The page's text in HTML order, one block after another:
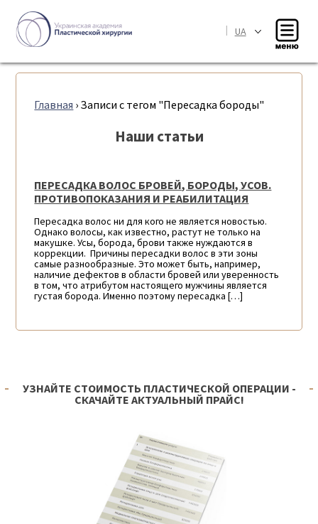
| UA
Главная › Записи с тегом "Пересадка бороды"
Наши статьи
ПЕРЕСАДКА ВОЛОС БРОВЕЙ, БОРОДЫ, УСОВ.
ПРОТИВОПОКАЗАНИЯ И РЕАБИЛИТАЦИЯ
Пересадка волос ни для кого не является новостью.
Однако волосы, как известно, растут не только на
макушке. Усы, борода, брови также нуждаются в
коррекции. Причины пересадки волос в эти зоны
самые разнообразные. Это может быть, например,
наличие дефектов в области бровей или уверенность
в том, что атрибутом настоящего мужчины является
густая борода. Именно поэтому пересадка […]
УЗНАЙТЕ СТОИМОСТЬ ПЛАСТИЧЕСКОЙ ОПЕРАЦИИ -
СКАЧАЙТЕ АКТУАЛЬНЫЙ ПРАЙС!